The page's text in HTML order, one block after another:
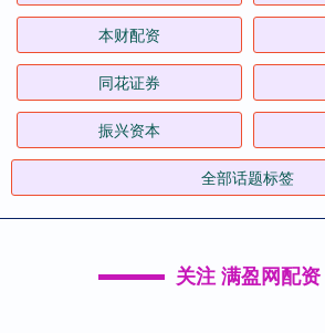
本财配资
同花证券
振兴资本
全部话题标签
关注 满盈网配资